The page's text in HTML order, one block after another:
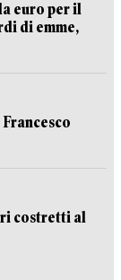
euro per il
di emme,
costretti al